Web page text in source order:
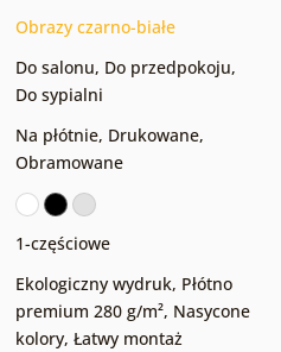
Obrazy czarno-białe
Do salonu, Do przedpokoju,
Do sypialni
Na płótnie, Drukowane,
Obramowane
1-częściowe
Ekologiczny wydruk, Płótno
premium 280 g/m², Nasycone
kolory, Łatwy montaż